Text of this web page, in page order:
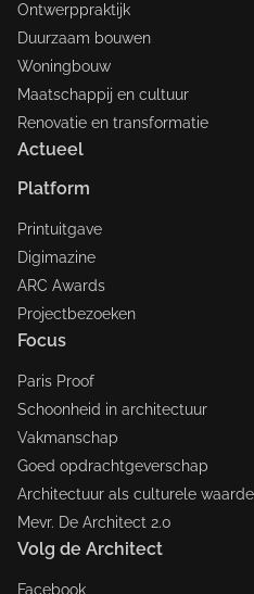
Ontwerppraktijk
Duurzaam bouwen
Woningbouw
Maatschappij en cultuur
Renovatie en transformatie
Actueel
Platform
Printuitgave
Digimazine
ARC Awards
Projectbezoeken
Focus
Paris Proof
Schoonheid in architectuur
Vakmanschap
Goed opdrachtgeverschap
Architectuur als culturele waarde
Mevr. De Architect 2.0
Volg de Architect
Facebook